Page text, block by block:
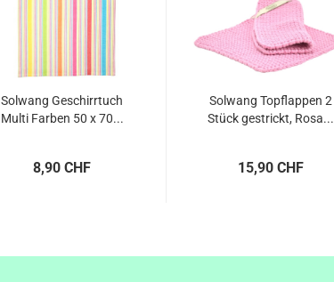
Solwang Geschirrtuch
Multi Farben 50 x 70...
8,90 CHF
Solwang Topflappen 2
Stück gestrickt, Rosa...
15,90 CHF